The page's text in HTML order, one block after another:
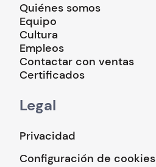
Quiénes somos
Equipo
Cultura
Empleos
Contactar con ventas
Certificados
Legal
Privacidad
Configuración de cookies